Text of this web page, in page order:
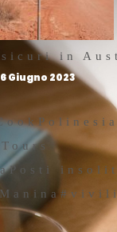
in
6 Giugno 2023
Polinesia
Posti